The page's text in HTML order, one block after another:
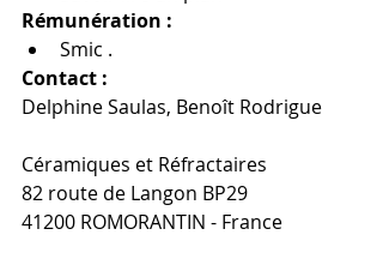
Rémunération :
Smic .
Contact :
Delphine Saulas, Benoît Rodrigue
Céramiques et Réfractaires
82 route de Langon BP29
41200 ROMORANTIN - France